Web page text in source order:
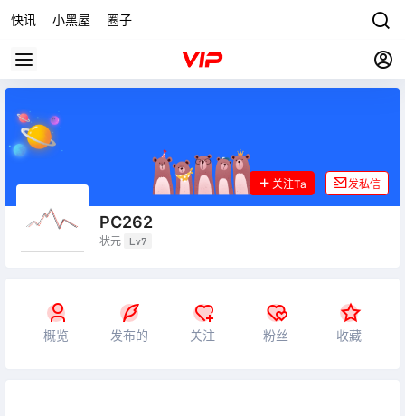
快讯 小黑屋 圈子
PC262
状元 Lv7
关注Ta 发私信
概览 发布的 关注 粉丝 收藏